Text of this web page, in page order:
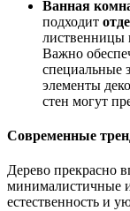
Ванная
подходит
лиственницы
Важно
специальные
элементы
стен могут
Современные
Дерево прекрасно
минималистичные
естественность и